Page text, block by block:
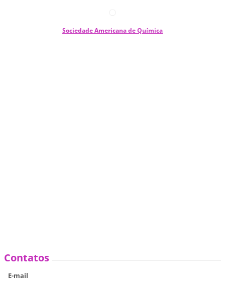
Sociedade Americana de Química
Contatos
E-mail